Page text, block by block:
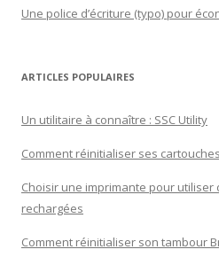
Une police d’écriture (typo) pour
ARTICLES POPULAIRES
Un utilitaire à connaître : SSC Utility
Comment réinitialiser ses
Choisir une imprimante pour utiliser
rechargées
Comment réinitialiser son tambour